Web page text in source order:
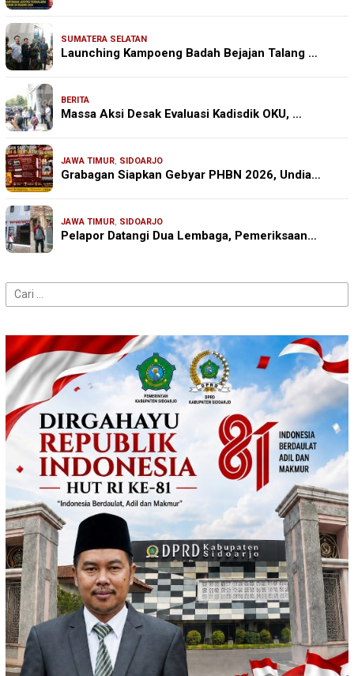
SUMATERA SELATAN
Launching Kampoeng Badah Bejajan Talang …
BERITA
Massa Aksi Desak Evaluasi Kadisdik OKU, …
JAWA TIMUR SIDOARJO
Grabagan Siapkan Gebyar PHBN 2026, Undia…
JAWA TIMUR SIDOARJO
Pelapor Datangi Dua Lembaga, Pemeriksaan…
Cari
untuk: